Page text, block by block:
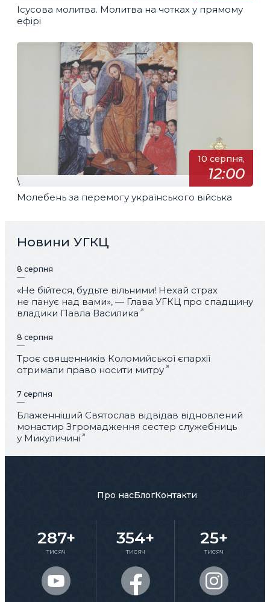
Ісусова молитва. Молитва на чотках у прямому
ефірі
10 серпня,
12:00
\
Молебень за перемогу українського війська
Новини УГКЦ
8 серпня
«Не бійтеся, будьте вільними! Нехай страх
не панує над вами», — Глава УГКЦ про спадщину
владики Павла Василика
8 серпня
Троє священників Коломийської єпархії
отримали право носити митру
7 серпня
Блаженніший Святослав відвідав відновлений
монастир Згромадження сестер служебниць
у Микуличині
Про насБлогКонтакти
287+
тисяч
354+
тисяч
25+
тисяч